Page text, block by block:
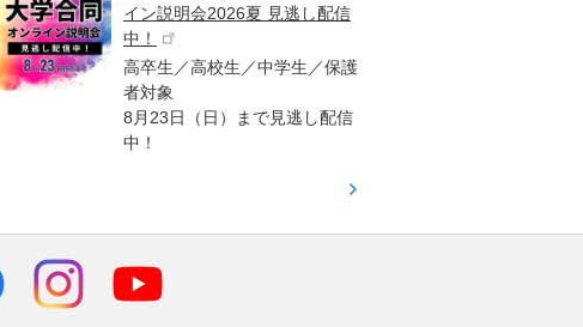
イン説明会2026夏 見逃し配信
中！
高卒生／高校生／中学生／保護
者対象
8月23日（日）まで見逃し配信
中！